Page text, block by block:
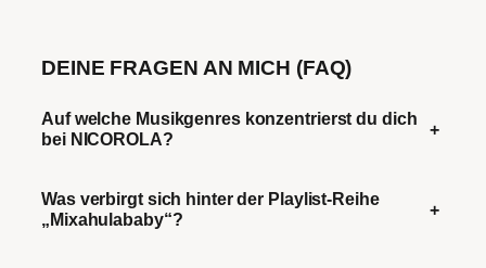
DEINE FRAGEN AN MICH (FAQ)
Auf welche Musikgenres konzentrierst du dich
bei NICOROLA?
+
Was verbirgt sich hinter der Playlist-Reihe
„Mixahulababy“?
+